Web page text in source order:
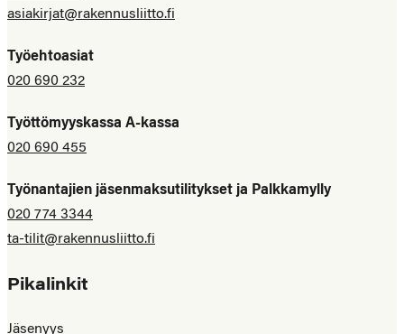
asiakirjat@rakennusliitto.fi
Työehtoasiat
020 690 232
Työttömyyskassa A-kassa
020 690 455
Työnantajien jäsenmaksutilitykset ja Palkkamylly
020 774 3344
ta-tilit@rakennusliitto.fi
Pikalinkit
Jäsenyys